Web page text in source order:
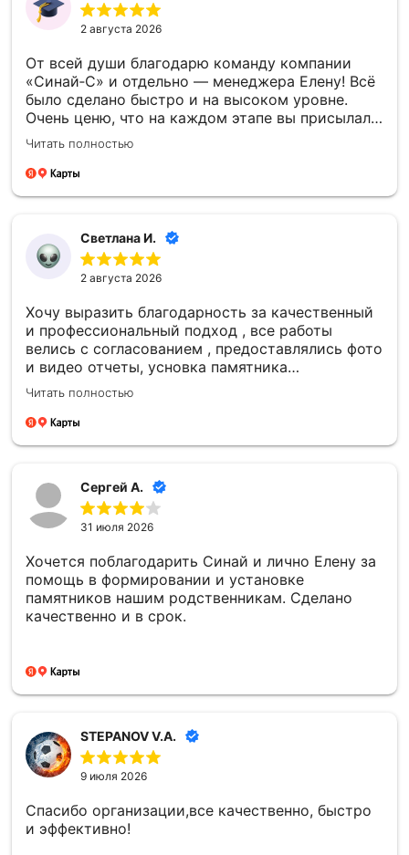
2 августа 2026
От всей души благодарю команду компании
«Синай‑С» и отдельно — менеджера Елену! Всё
было сделано быстро и на высоком уровне.
Очень ценю, что на каждом этапе вы присылали
фото- и видеоотчёты — это давало уверенность
и спокойствие. Отдельно спасибо за то, что
успели установить памятник к памятной
«Синай‑С» за чуткость, профессионализм и
проделанную работу! 🙏
Читать полностью
Светлана И.
2 августа 2026
Хочу выразить благодарность за качественный
и профессиональный подход , все работы
велись с согласованием , предоставлялись фото
и видео отчеты, усновка памятника
качественная , большое спасибо компании
Читать полностью
Сергей А.
31 июля 2026
Хочется поблагодарить Синай и лично Елену за
помощь в формировании и установке
памятников нашим родственникам. Сделано
качественно и в срок.
STEPANOV V.A.
9 июля 2026
Спасибо организации,все качественно, быстро
и эффективно!